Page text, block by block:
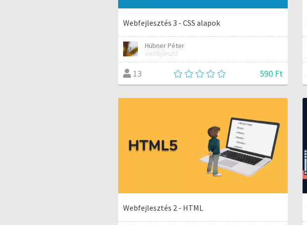
Webfejlesztés 3 - CSS alapok
Hübner Péter
webfejlesztő
13 590 Ft
Webfejlesztés 2 - HTML